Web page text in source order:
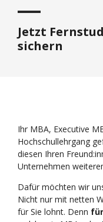
Jetzt
sichern
Ihr MBA, Executive
Hochschullehrgang
diesen Ihren
Unternehmen
Dafür möchten wir
Nicht nur mit netten
für Sie lohnt. Denn